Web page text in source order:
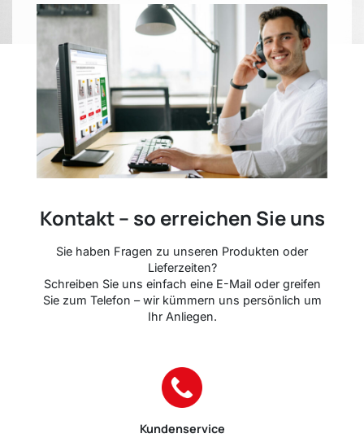
Kontakt – so erreichen Sie uns
Sie haben Fragen zu unseren Produkten oder
Lieferzeiten?
Schreiben Sie uns einfach eine E-Mail oder greifen
Sie zum Telefon – wir kümmern uns persönlich um
Ihr Anliegen.
Kundenservice